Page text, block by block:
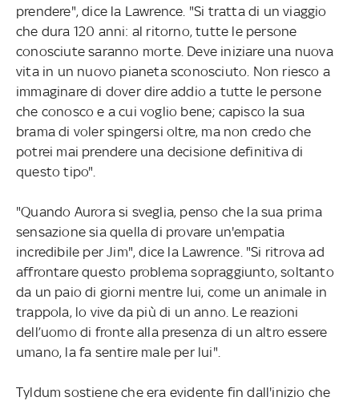
prendere", dice la Lawrence. "Si tratta di un viaggio
che dura 120 anni: al ritorno, tutte le persone
conosciute saranno morte. Deve iniziare una nuova
vita in un nuovo pianeta sconosciuto. Non riesco a
immaginare di dover dire addio a tutte le persone
che conosco e a cui voglio bene; capisco la sua
brama di voler spingersi oltre, ma non credo che
potrei mai prendere una decisione definitiva di
questo tipo".
"Quando Aurora si sveglia, penso che la sua prima
sensazione sia quella di provare un'empatia
incredibile per Jim", dice la Lawrence. "Si ritrova ad
affrontare questo problema sopraggiunto, soltanto
da un paio di giorni mentre lui, come un animale in
trappola, lo vive da più di un anno. Le reazioni
dell’uomo di fronte alla presenza di un altro essere
umano, la fa sentire male per lui".
Tyldum sostiene che era evidente fin dall'inizio che